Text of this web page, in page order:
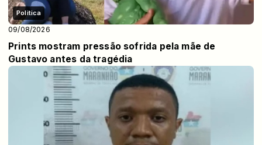
Politica
09/08/2026
Prints mostram pressão sofrida pela mãe de
Gustavo antes da tragédia